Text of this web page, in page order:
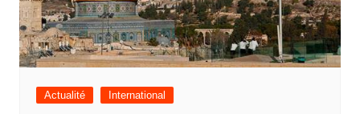
Actualité International